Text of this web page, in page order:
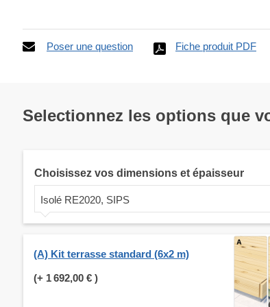
Poser une question Fiche produit PDF
Selectionnez les options que
Choisissez vos dimensions et épaisseur
Isolé RE2020, SIPS
(A) Kit terrasse standard (6x2 m)
(+ 1 692,00 € )